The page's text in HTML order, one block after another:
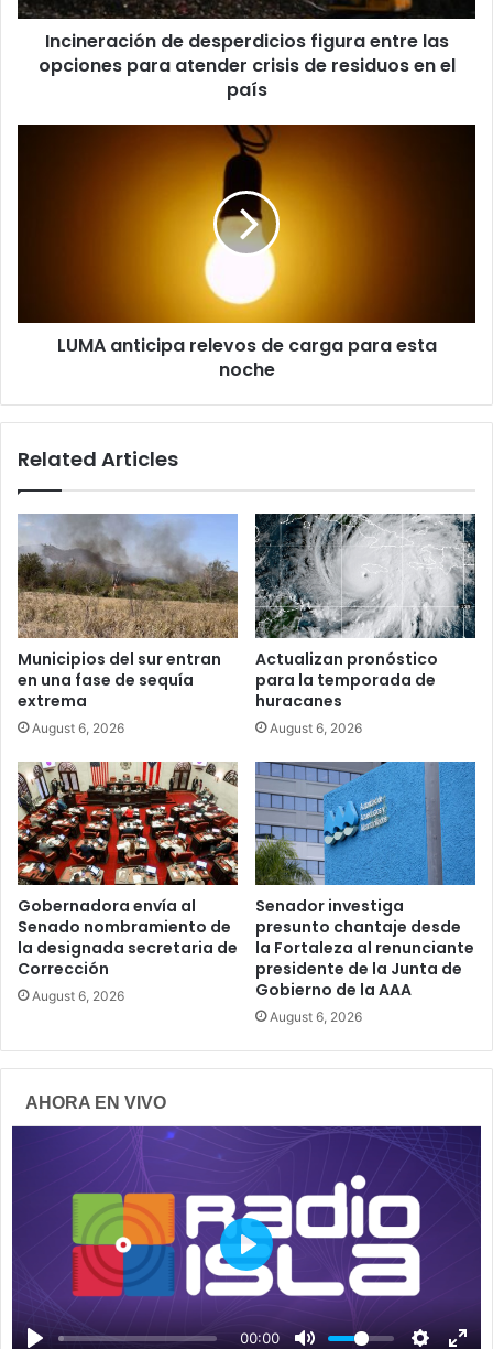
atender
crisisIncineración de desperdicios figura entre las
opciones para atender crisis de residuos en el
país
LUMA anticipa relevos de carga para esta
noche
Related Articles
Municipios del sur entran
en una fase de sequía
extrema
August 6, 2026
Actualizan pronóstico
para la temporada de
huracanes
August 6, 2026
Gobernadora envía al
Senado nombramiento de
la designada secretaria de
Corrección
August 6, 2026
Senador investiga
presunto chantaje desde
la Fortaleza al renunciante
presidente de la Junta de
Gobierno de la AAA
August 6, 2026
AHORA EN VIVO
00:00
P
y